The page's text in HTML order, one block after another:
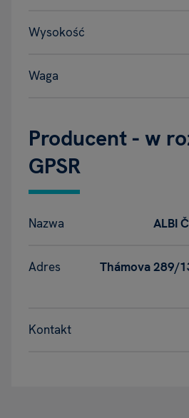
Wysokość
Waga
Producent - w
GPSR
Nazwa ALBI
Adres
Thámova 289/
Kontakt